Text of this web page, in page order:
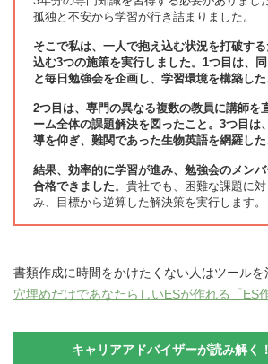
孤独と不安から学習が行き詰まりました。
そこで私は、一人で抱え込む状況を打破す
込む3つの施策を実行しました。1つ目は、
と毎日勉強会を企画し、学習環境を構築した
2つ目は、専門の異なる複数の教員に講師を
ーム全体の課題解決を図ったこと。3つ目は
導を仰ぎ、難関であった生物英語を網羅し
結果、効率的に学習が進み、勉強会のメン
合格できました。貴社でも、困難な課題に
み、目標から逆算した解決策を実行します。
書類作成に時間をかけたくない人はツールを
穴埋めだけであなたらしいESが作れる「ES
キャリアアドバイザーが読み解く！